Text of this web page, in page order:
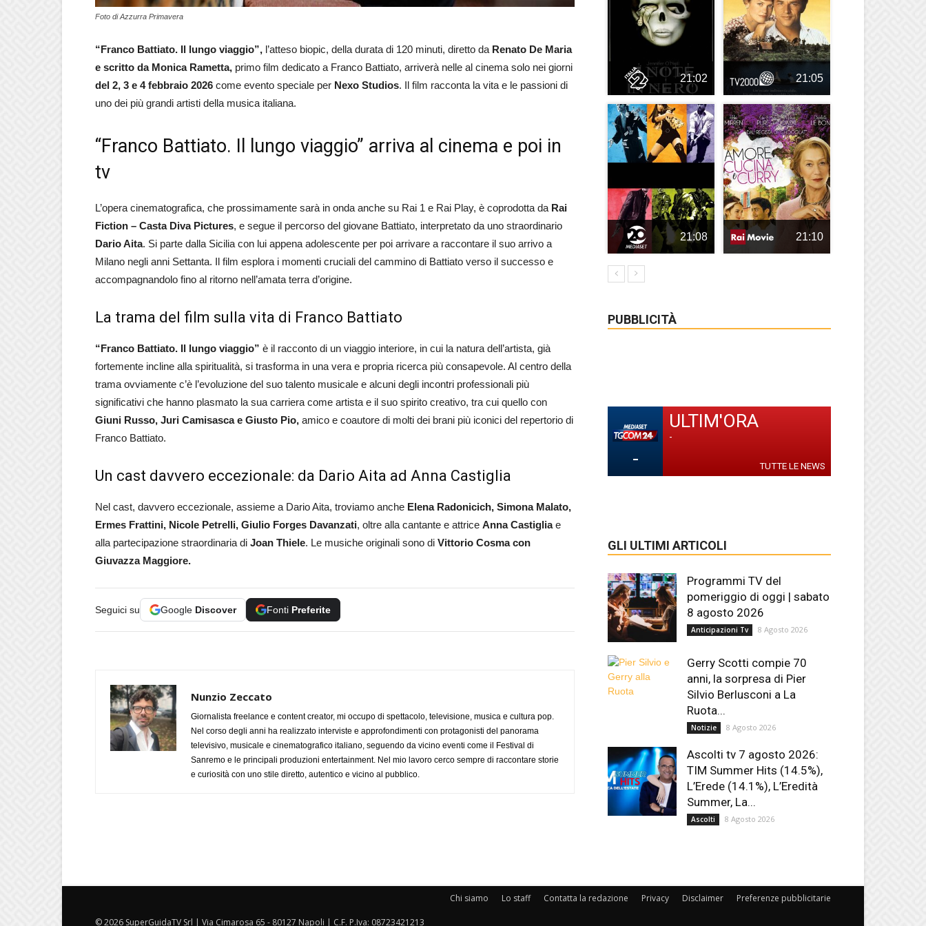
Foto di Azzurra Primavera
“Franco Battiato. Il lungo viaggio”, l’atteso biopic, della durata di 120 minuti, diretto da Renato De Maria
e scritto da Monica Rametta, primo film dedicato a Franco Battiato, arriverà nelle al cinema solo nei giorni
del 2, 3 e 4 febbraio 2026 come evento speciale per Nexo Studios. Il film racconta la vita e le passioni di
uno dei più grandi artisti della musica italiana.
“Franco Battiato. Il lungo viaggio” arriva al cinema e poi in
tv
L’opera cinematografica, che prossimamente sarà in onda anche su Rai 1 e Rai Play, è coprodotta da Rai
Fiction – Casta Diva Pictures, e segue il percorso del giovane Battiato, interpretato da uno straordinario
Dario Aita. Si parte dalla Sicilia con lui appena adolescente per poi arrivare a raccontare il suo arrivo a
Milano negli anni Settanta. Il film esplora i momenti cruciali del cammino di Battiato verso il successo e
accompagnandolo fino al ritorno nell’amata terra d’origine.
La trama del film sulla vita di Franco Battiato
“Franco Battiato. Il lungo viaggio” è il racconto di un viaggio interiore, in cui la natura dell’artista, già
fortemente incline alla spiritualità, si trasforma in una vera e propria ricerca più consapevole. Al centro della
trama ovviamente c’è l’evoluzione del suo talento musicale e alcuni degli incontri professionali più
significativi che hanno plasmato la sua carriera come artista e il suo spirito creativo, tra cui quello con
Giuni Russo, Juri Camisasca e Giusto Pio, amico e coautore di molti dei brani più iconici del repertorio di
Franco Battiato.
Un cast davvero eccezionale: da Dario Aita ad Anna Castiglia
Nel cast, davvero eccezionale, assieme a Dario Aita, troviamo anche Elena Radonicich, Simona Malato,
Ermes Frattini, Nicole Petrelli, Giulio Forges Davanzati, oltre alla cantante e attrice Anna Castigliae
alla partecipazione straordinaria di Joan Thiele. Le musiche originali sono di Vittorio Cosma con
Giuvazza Maggiore.
Seguici su Google Discover Fonti Preferite
Nunzio Zeccato
Giornalista freelance e content creator, mi occupo di spettacolo, televisione, musica e cultura pop.
Nel corso degli anni ha realizzato interviste e approfondimenti con protagonisti del panorama
televisivo, musicale e cinematografico italiano, seguendo da vicino eventi come il Festival di
Sanremo e le principali produzioni entertainment. Nel mio lavoro cerco sempre di raccontare storie
e curiosità con uno stile diretto, autentico e vicino al pubblico.
21:02 21:05
21:08 21:10
PUBBLICITÀ
-
ULTIM'ORA
-
TUTTE LE NEWS
GLI ULTIMI ARTICOLI
Programmi TV del
pomeriggio di oggi | sabato
8 agosto 2026
Anticipazioni Tv 8 Agosto 2026
Gerry Scotti compie 70
anni, la sorpresa di Pier
Silvio Berlusconi a La
Ruota...
Notizie 8 Agosto 2026
Ascolti tv 7 agosto 2026:
TIM Summer Hits (14.5%),
L’Erede (14.1%), L’Eredità
Summer, La...
Ascolti 8 Agosto 2026
Chi siamo Lo staff Contatta la redazione Privacy Disclaimer Preferenze pubblicitarie
© 2026 SuperGuidaTV Srl | Via Cimarosa 65 - 80127 Napoli | C.F. P.Iva: 08723421213